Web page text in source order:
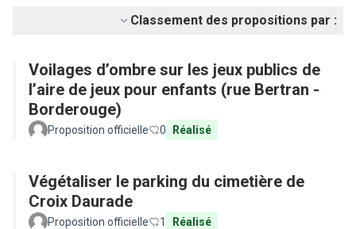
Classement des propositions par :
Voilages d’ombre sur les jeux publics de
l’aire de jeux pour enfants (rue Bertran -
Borderouge)
Proposition officielle 0 Réalisé
Végétaliser le parking du cimetière de
Croix Daurade
Proposition officielle 1 Réalisé